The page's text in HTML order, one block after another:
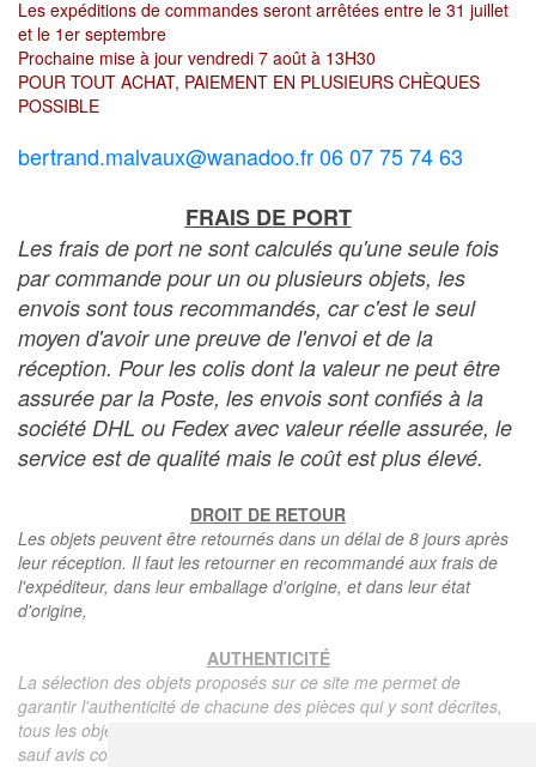
Les expéditions de commandes seront arrêtées entre le 31 juillet
et le 1er septembre
Prochaine mise à jour vendredi 7 août à 13H30
POUR TOUT ACHAT, PAIEMENT EN PLUSIEURS CHÈQUES
POSSIBLE
bertrand.malvaux@wanadoo.fr 06 07 75 74 63
FRAIS DE PORT
Les frais de port ne sont calculés qu'une seule fois
par commande pour un ou plusieurs objets, les
envois sont tous recommandés, car c'est le seul
moyen d'avoir une preuve de l'envoi et de la
réception. Pour les colis dont la valeur ne peut être
assurée par la Poste, les envois sont confiés à la
société DHL ou Fedex avec valeur réelle assurée, le
service est de qualité mais le coût est plus élevé.
DROIT DE RETOUR
Les objets peuvent être retournés dans un délai de 8 jours après
leur réception. Il faut les retourner en recommandé aux frais de
l'expéditeur, dans leur emballage d'origine, et dans leur état
d'origine,
AUTHENTICITÉ
La sélection des objets proposés sur ce site me permet de
garantir l'authenticité de chacune des pièces qui y sont décrites,
tous les objets proposés sont garantis d'époque et authentiques,
sauf avis contraire ou restriction dans la description.